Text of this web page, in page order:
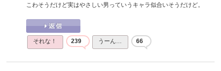
こわそうだけど実はやさしい男っていうキャラ似合いそうだけど。
それな！ 239 うーん… 66